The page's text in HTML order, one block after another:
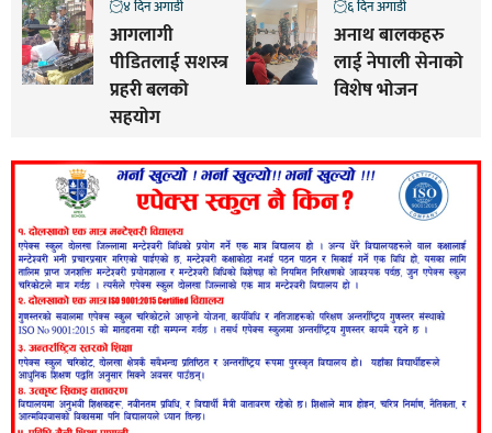
आगलागी
पीडितलाई सशस्त्र
प्रहरी बलको
सहयोग
४ दिन अगाडी
अनाथ बालकहरु
लाई नेपाली सेनाको
विशेष भोजन
६ दिन अगाडी